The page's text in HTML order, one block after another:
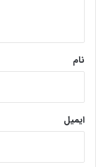
نام
ایمیل